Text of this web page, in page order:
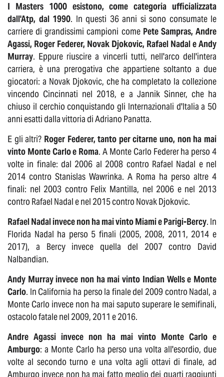
I Masters 1000 esistono, come categoria ufficializzata
dall'Atp, dal 1990. In questi 36 anni si sono consumate le
carriere di grandissimi campioni come Pete Sampras, Andre
Agassi, Roger Federer, Novak Djokovic, Rafael Nadal e Andy
Murray. Eppure riuscire a vincerli tutti, nell'arco dell'intera
carriera, è una prerogativa che appartiene soltanto a due
giocatori: a Novak Djokovic, che ha completato la collezione
vincendo Cincinnati nel 2018, e a Jannik Sinner, che ha
chiuso il cerchio conquistando gli Internazionali d'Italia a 50
anni esatti dalla vittoria di Adriano Panatta.
E gli altri? Roger Federer, tanto per citarne uno, non ha mai
vinto Monte Carlo e Roma. A Monte Carlo Federer ha perso 4
volte in finale: dal 2006 al 2008 contro Rafael Nadal e nel
2014 contro Stanislas Wawrinka. A Roma ha perso altre 4
finali: nel 2003 contro Felix Mantilla, nel 2006 e nel 2013
contro Rafael Nadal e nel 2015 contro Novak Djokovic.
Rafael Nadal invece non ha mai vinto Miami e Parigi-Bercy. In
Florida Nadal ha perso 5 finali (2005, 2008, 2011, 2014 e
2017), a Bercy invece quella del 2007 contro David
Nalbandian.
Andy Murray invece non ha mai vinto Indian Wells e Monte
Carlo. In California ha perso la finale del 2009 contro Nadal, a
Monte Carlo invece non ha mai saputo superare le semifinali,
ostacolo fatale nel 2009, 2011 e 2016.
Andre Agassi invece non ha mai vinto Monte Carlo e
Amburgo: a Monte Carlo ha perso una volta all'esordio, due
volte al secondo turno e una volta agli ottavi di finale, ad
Amburgo invece non ha mai fatto meglio dei quarti raggiunti